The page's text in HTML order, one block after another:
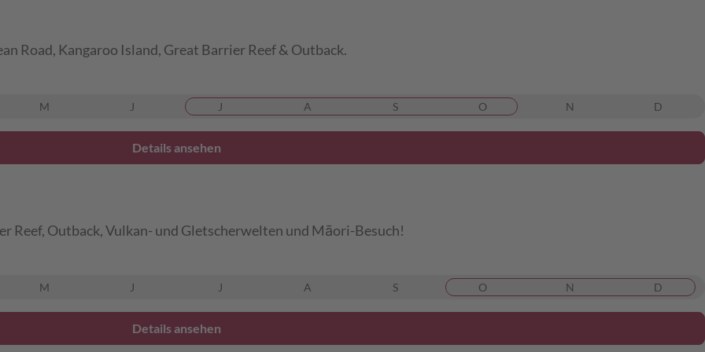
Road, Kangaroo Island, Great Barrier Reef & Outback.
M J J A S O N D
Details ansehen
Reef, Outback, Vulkan- und Gletscherwelten und Māori-Besuch!
M J J A S O N D
Details ansehen